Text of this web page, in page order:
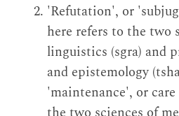
'Refutation', or
here refers to the two
linguistics (sgra) and
and epistemology
'maintenance', or